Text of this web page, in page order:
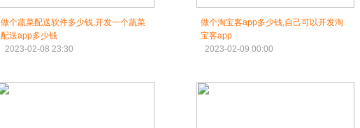
做个蔬菜配送软件多少钱,开发一个蔬菜
配送app多少钱
2023-02-08 23:30
做个淘宝客app多少钱,自己可以开发淘
宝客app
2023-02-09 00:00